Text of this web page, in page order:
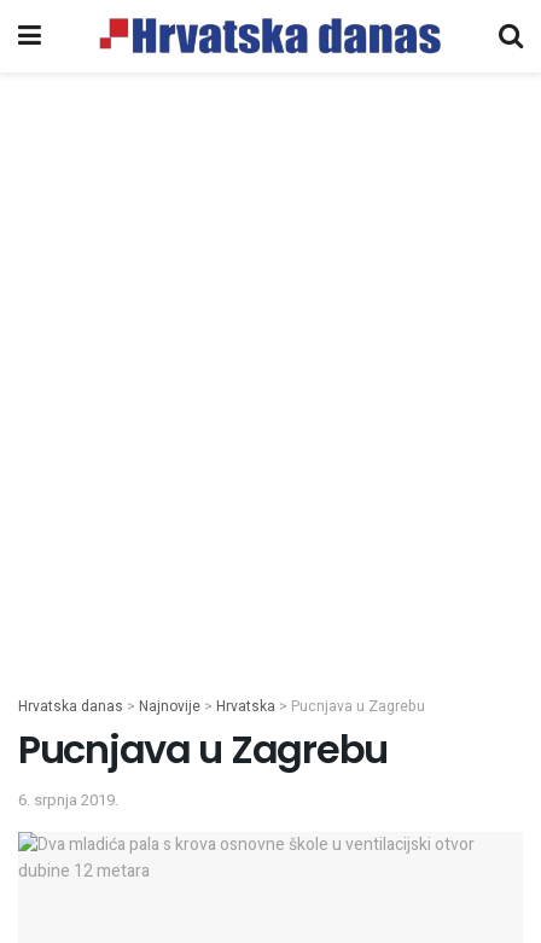
Hrvatska danas > Najnovije > Hrvatska > Pucnjava u Zagrebu
Pucnjava u Zagrebu
6. srpnja 2019.